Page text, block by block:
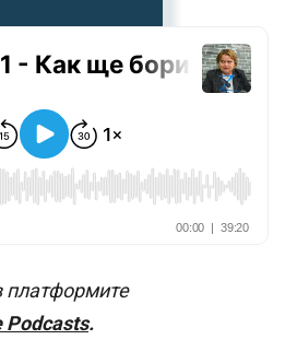
платформите
Podcasts.